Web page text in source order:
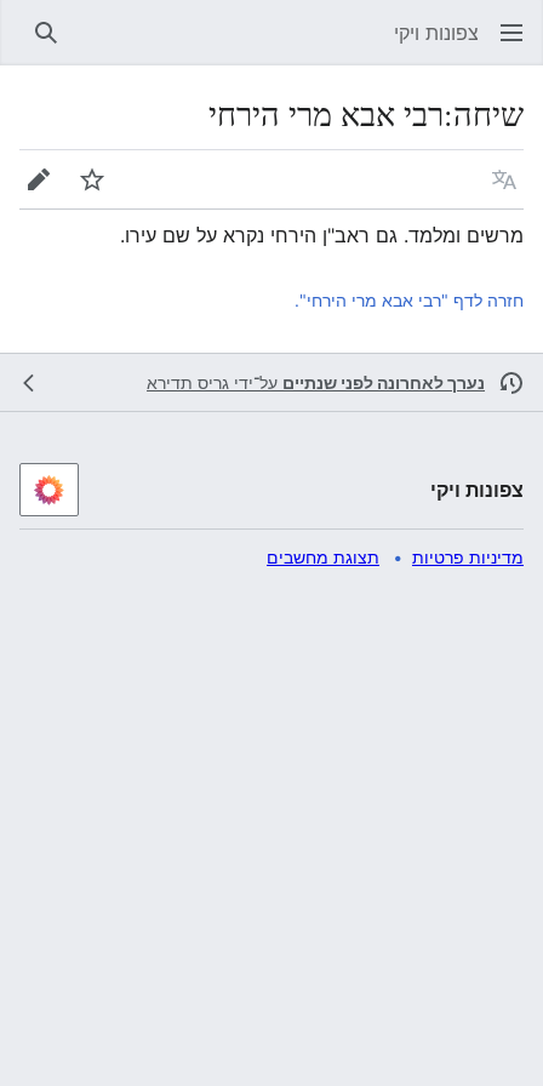
צפונות ויקי
שיחה:רבי אבא מרי הירחי
שפה מעקב
מרשים ומלמד. גם ראב"ן הירחי נקרא על שם עירו.
חזרה לדף "רבי אבא מרי הירחי".
נערך לאחרונה לפני שנתיים על־ידי גריס תדירא
צפונות ויקי
מדיניות פרטיות תצוגת מחשבים